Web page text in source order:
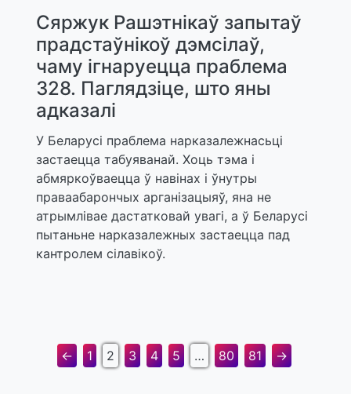
Сяржук Рашэтнікаў запытаў
прадстаўнікоў дэмсілаў,
чаму ігнаруецца праблема
328. Паглядзіце, што яны
адказалі
У Беларусі праблема нарказалежнасьці
застаецца табуяванай. Хоць тэма і
абмяркоўваецца ў навінах і ўнутры
праваабарончых арганізацыяў, яна не
атрымлівае дастатковай увагі, а ў Беларусі
пытаньне нарказалежных застаецца пад
кантролем сілавікоў.
← 1 2 3 4 5 … 80 81 →